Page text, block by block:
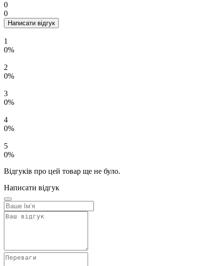
0
0
Написати відгук
1
0%
2
0%
3
0%
4
0%
5
0%
Відгуків про цей товар ще не було.
Написати відгук